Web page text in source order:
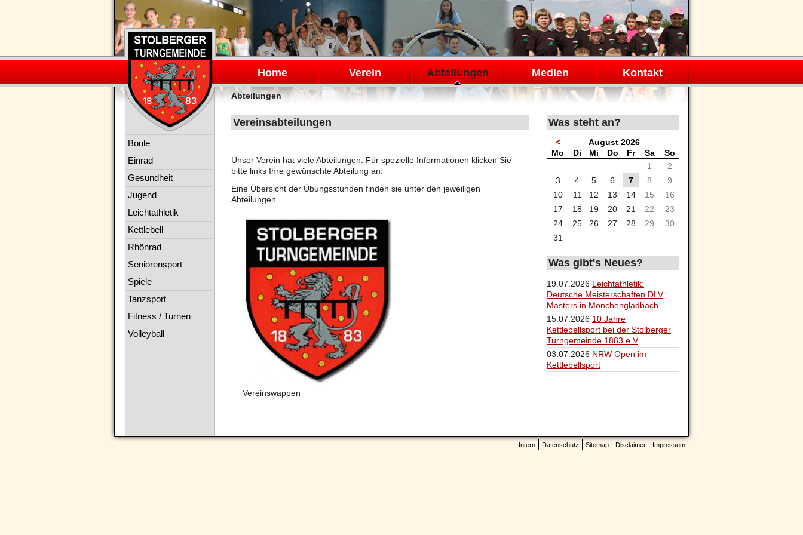
Navigation
überspringen
Home Verein Abteilungen Medien Kontakt
Abteilungen
Vereinsabteilungen
Unser Verein hat viele Abteilungen. Für spezielle Informationen klicken Sie
bitte links Ihre gewünschte Abteilung an.
Eine Übersicht der Übungsstunden finden sie unter den jeweiligen
Abteilungen.
Vereinswappen
Navigation
Boule
Einrad
Gesundheit
Jugend
Leichtathletik
Kettlebell
Rhönrad
Seniorensport
Spiele
Tanzsport
Fitness / Turnen
Volleyball
Was steht an?
<
August 2026
Mo ntag
Di enstag
Mi ttwoch
Donnerstag
Freitag
Samstag
Sonntag
1
2
3
4 5 6 7 8
9
10
11 12 13 14 15
16
17
18 19 20 21 22
23
24
25 26 27 28 29
30
31
Was gibt's Neues?
19.07.2026 Leichtathletik:
Deutsche Meisterschaften DLV
Masters in Mönchengladbach
15.07.2026 10 Jahre
Kettlebellsport bei der Stolberger
Turngemeinde 1883 e.V
03.07.2026 NRW Open im
Kettlebellsport
Navigation
Impressum
Disclaimer
Sitemap
Datenschutz
Intern